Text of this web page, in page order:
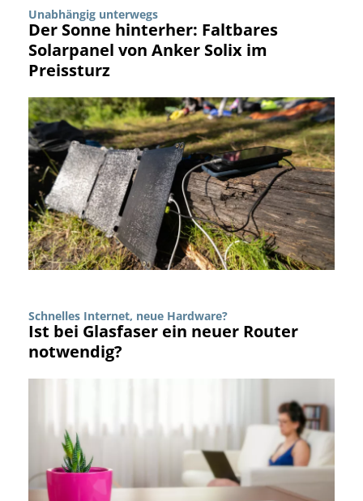
Unabhängig unterwegs
Der Sonne hinterher: Faltbares
Solarpanel von Anker Solix im
Preissturz
Schnelles Internet, neue Hardware?
Ist bei Glasfaser ein neuer Router
notwendig?